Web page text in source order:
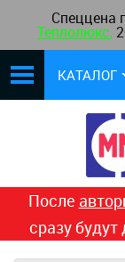
Спеццена
Теплолюкс,
КАТАЛОГ
После
сразу